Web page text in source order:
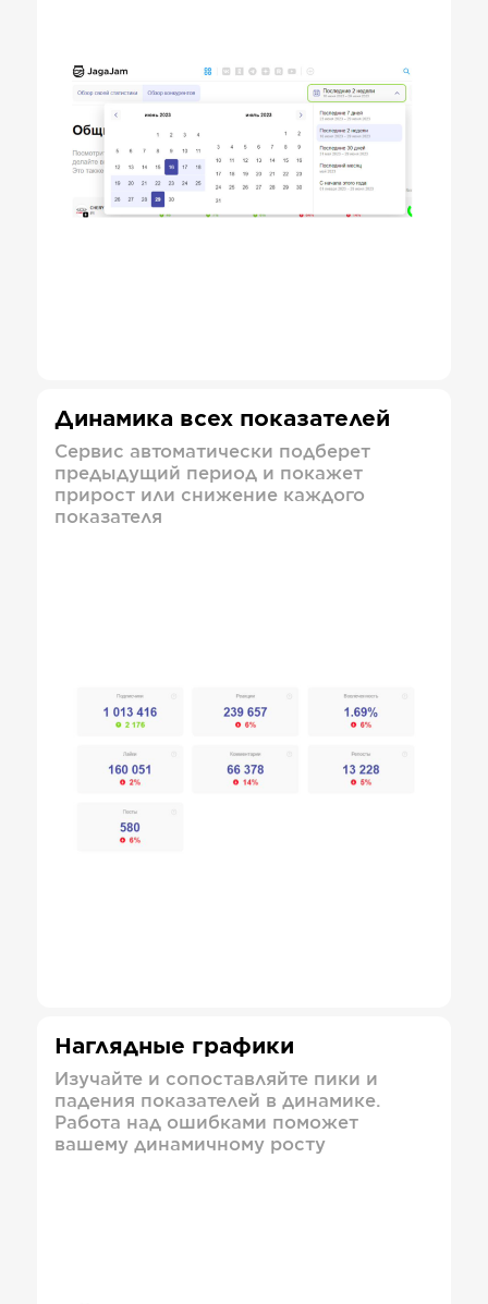
Динамика всех показателей
Сервис автоматически подберет
предыдущий период и покажет
прирост или снижение каждого
показателя
Наглядные графики
Изучайте и сопоставляйте пики и
падения показателей в динамике.
Работа над ошибками поможет
вашему динамичному росту